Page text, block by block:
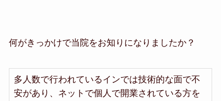
何がきっかけで当院をお知りになりましたか？
多人数で行われているインでは技術的な面で不
安があり、ネットで個人で開業されている方を